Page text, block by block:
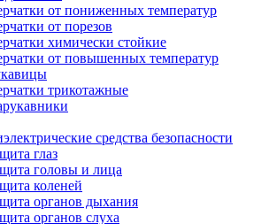
от пониженных температур
от порезов
химически стойкие
от повышенных температур
трикотажные
средства безопасности
глаз
головы и лица
коленей
органов дыхания
органов слуха